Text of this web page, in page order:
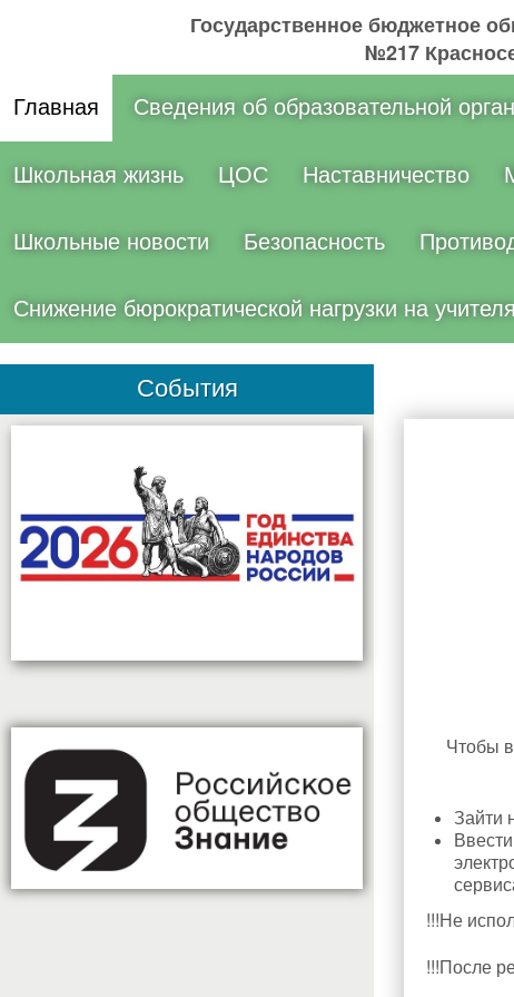
Государственное бюджетное
№217
Главная Сведения об образовательной
Школьная жизнь ЦОС Наставничество
Школьные новости Безопасность
Снижение бюрократической нагрузки на учителя
События
Чтобы
Зайти
!!!Не
!!!После